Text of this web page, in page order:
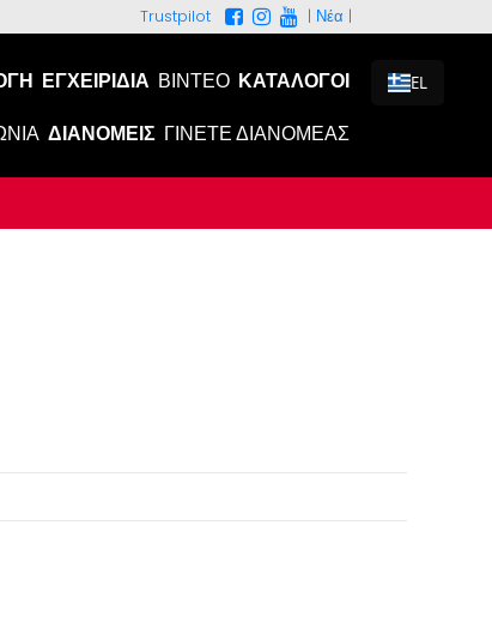
EL
Trustpilot | Νέα |
ΕΓΧΕΙΡΊΔΙΑ ΒΊΝΤΕΟ ΚΑΤΆΛΟΓΟΙ
ΔΙΑΝΟΜΕΊΣ ΓΊΝΕΤΕ ΔΙΑΝΟΜΈΑΣ